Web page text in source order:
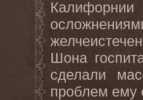
Шона
сделали
проблем ему